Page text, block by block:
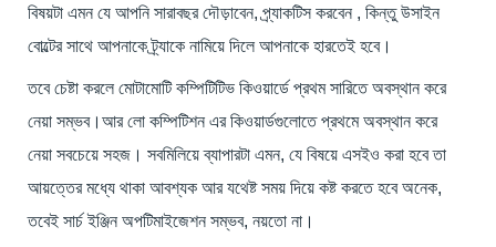
বিষয়টা এমন যে আপনি সারাবছর দৌড়াবেন, প্র্যাকটিস করবেন , কিন্তু উসাইন
বোল্টের সাথে আপনাকে ট্র্যাকে নামিয়ে দিলে আপনাকে হারতেই হবে।
তবে চেষ্টা করলে মোটামোটি কম্পিটিটিভ কিওয়ার্ডে প্রথম সারিতে অবস্থান করে
নেয়া সম্ভব।আর লো কম্পিটিশন এর কিওয়ার্ডগুলোতে প্রথমে অবস্থান করে
নেয়া সবচেয়ে সহজ। সবমিলিয়ে ব্যাপারটা এমন, যে বিষয়ে এসইও করা হবে তা
আয়ত্তের মধ্যে থাকা আবশ্যক আর যথেষ্ট সময় দিয়ে কষ্ট করতে হবে অনেক,
তবেই সার্চ ইঞ্জিন অপটিমাইজেশন সম্ভব, নয়তো না।